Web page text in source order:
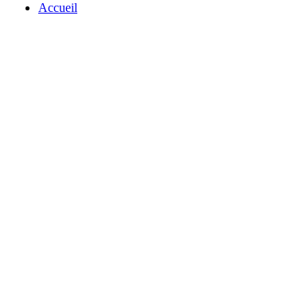
Accueil